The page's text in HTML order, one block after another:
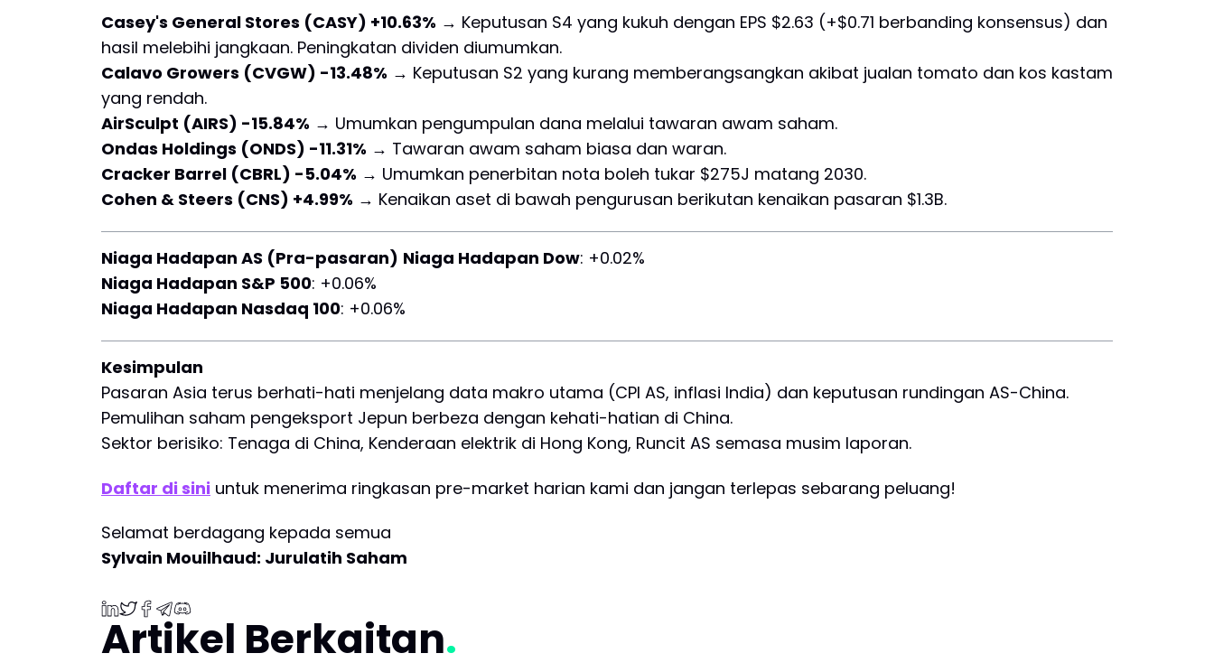
Casey's General Stores (CASY) +10.63% → Keputusan S4 yang kukuh dengan EPS $2.63 (+$0.71 berbanding konsensus) dan
hasil melebihi jangkaan. Peningkatan dividen diumumkan.
Calavo Growers (CVGW) -13.48% → Keputusan S2 yang kurang memberangsangkan akibat jualan tomato dan kos kastam
yang rendah.
AirSculpt (AIRS) -15.84% → Umumkan pengumpulan dana melalui tawaran awam saham.
Ondas Holdings (ONDS) -11.31% → Tawaran awam saham biasa dan waran.
Cracker Barrel (CBRL) -5.04% → Umumkan penerbitan nota boleh tukar $275J matang 2030.
Cohen & Steers (CNS) +4.99% → Kenaikan aset di bawah pengurusan berikutan kenaikan pasaran $1.3B.
Niaga Hadapan AS (Pra-pasaran) Niaga Hadapan Dow: +0.02%
Niaga Hadapan S&P 500: +0.06%
Niaga Hadapan Nasdaq 100: +0.06%
Kesimpulan
Pasaran Asia terus berhati-hati menjelang data makro utama (CPI AS, inflasi India) dan keputusan rundingan AS-China.
Pemulihan saham pengeksport Jepun berbeza dengan kehati-hatian di China.
Sektor berisiko: Tenaga di China, Kenderaan elektrik di Hong Kong, Runcit AS semasa musim laporan.
Daftar di sini untuk menerima ringkasan pre-market harian kami dan jangan terlepas sebarang peluang!
Selamat berdagang kepada semua
Sylvain Mouilhaud: Jurulatih Saham
Artikel Berkaitan